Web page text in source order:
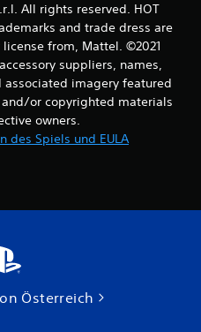
t
u
n
e
All rights reserved. HOT
and trade dress are
from, Mattel. ©2021
suppliers, names,
associated imagery featured
or copyrighted materials
owners.
des Spiels und EULA
Österreich